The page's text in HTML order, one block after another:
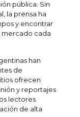
pública. Sin
la prensa ha
y encontrar
mercado cada
han
de
ofrecen
y reportajes
lectores
de alta